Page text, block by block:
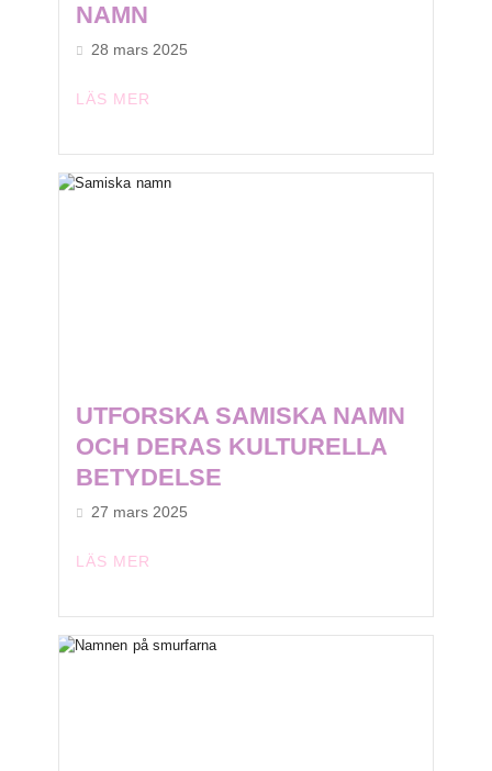
NAMN
28 mars 2025
LÄS MER
UTFORSKA SAMISKA NAMN
OCH DERAS KULTURELLA
BETYDELSE
27 mars 2025
LÄS MER